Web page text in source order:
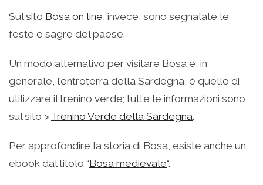
Sul sito Bosa on line , invece, sono segnalate le
feste e sagre del paese.
Un modo alternativo per visitare Bosa e, in
generale, l’entroterra della Sardegna, è quello di
utilizzare il trenino verde; tutte le informazioni sono
sul sito > Trenino Verde della Sardegna.
Per approfondire la storia di Bosa, esiste anche un
ebook dal titolo “Bosa medievale“.